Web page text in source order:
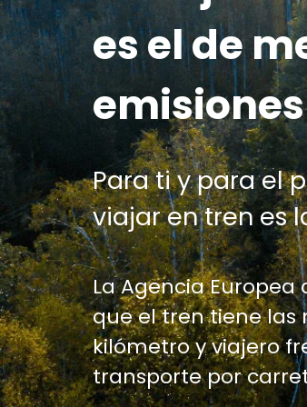
es el de
emisiones
Para ti y para el
viajar en tren es
La Agencia
que el tren tiene las
kilómetro y viajero
transporte por